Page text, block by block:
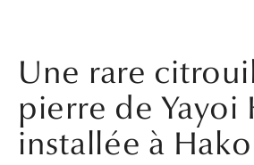
Une rare
pierre de Yayoi
installée à